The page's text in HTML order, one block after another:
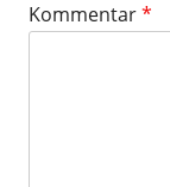
Kommentar*